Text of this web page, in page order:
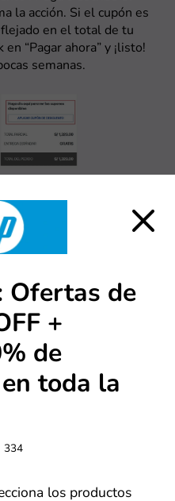
la acción. Si el cupón es
en el total de tu
“Pagar ahora” y ¡listo!
semanas.
pero sí ofertas?
clic en HP,
en la que te parezca
la tienda
Ofertas de
+
de
toda la
334
los productos